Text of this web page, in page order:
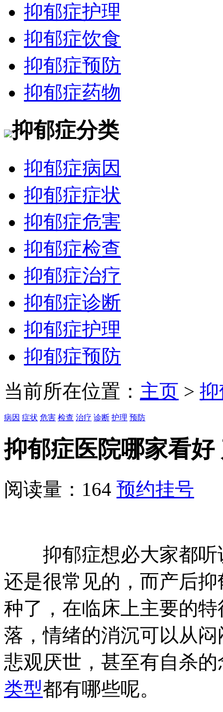
抑郁症护理
抑郁症饮食
抑郁症预防
抑郁症药物
抑郁症分类
抑郁症病因
抑郁症症状
抑郁症危害
抑郁症检查
抑郁症治疗
抑郁症诊断
抑郁症护理
抑郁症预防
当前所在位置： 主页 >
病因 症状 危害 检查 治疗 诊断 护理 预防
抑郁症医院哪家看
阅读量：164 预约挂号
抑郁症想必大家都听
还是很常见的，而产后
种了，在临床上主要的
落，情绪的消沉可以从
悲观厌世，甚至有自杀
类型都有哪些呢。